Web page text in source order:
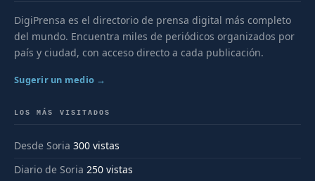
DigiPrensa es el directorio de prensa digital más completo
del mundo. Encuentra miles de periódicos organizados por
país y ciudad, con acceso directo a cada publicación.
Sugerir un medio →
LOS MÁS VISITADOS
Desde Soria 300 vistas
Diario de Soria 250 vistas